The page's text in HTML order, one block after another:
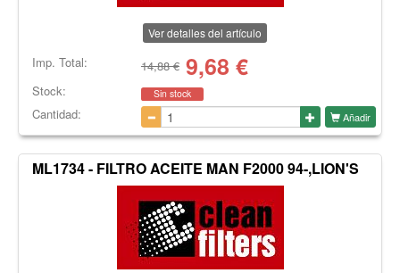
Ver detalles del artículo
Imp. Total: 14,88 € 9,68 €
Stock: Sin stock
Cantidad: Añadir
ML1734 - FILTRO ACEITE MAN F2000 94-,LION'S